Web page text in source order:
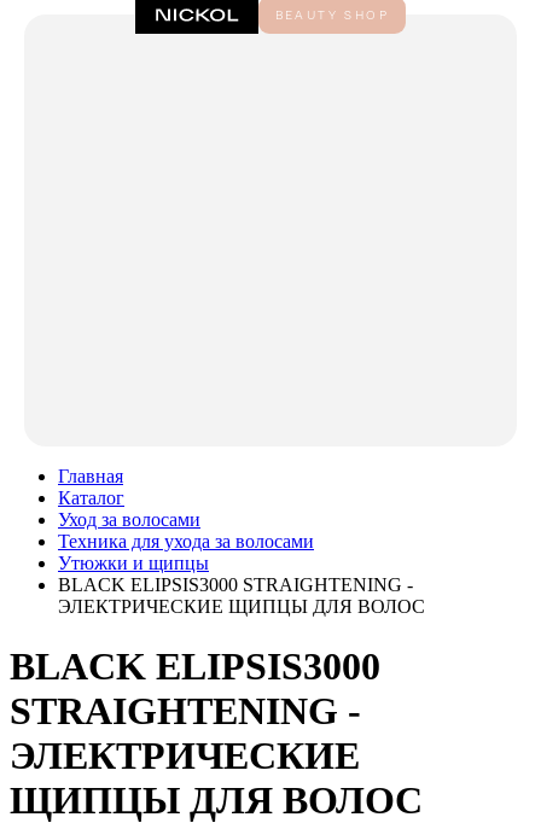
Главная
Каталог
Уход за волосами
Техника для ухода за волосами
Утюжки и щипцы
BLACK ELIPSIS3000 STRAIGHTENING -
ЭЛЕКТРИЧЕСКИЕ ЩИПЦЫ ДЛЯ ВОЛОС
BLACK ELIPSIS3000
STRAIGHTENING -
ЭЛЕКТРИЧЕСКИЕ
ЩИПЦЫ ДЛЯ ВОЛОС